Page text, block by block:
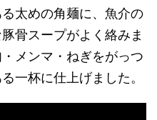
太めの角麺に、魚介の
骨スープがよく絡みま
メンマ・ねぎをがっつ
一杯に仕上げました。